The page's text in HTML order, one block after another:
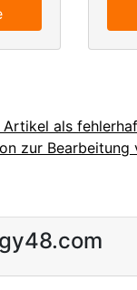
Artikel als
zur Bearbeitung